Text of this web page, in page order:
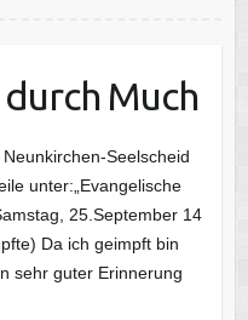
Much
Seelscheid
unter:„Evangelische
25.September 14
Da ich geimpft bin
sehr guter Erinnerung